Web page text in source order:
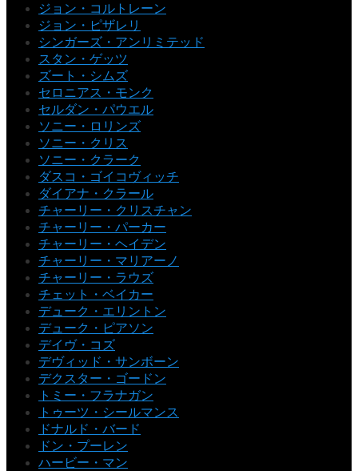
ジョン・コルトレーン
ジョン・ピザレリ
シンガーズ・アンリミテッド
スタン・ゲッツ
ズート・シムズ
セロニアス・モンク
セルダン・パウエル
ソニー・ロリンズ
ソニー・クリス
ソニー・クラーク
ダスコ・ゴイコヴィッチ
ダイアナ・クラール
チャーリー・クリスチャン
チャーリー・パーカー
チャーリー・ヘイデン
チャーリー・マリアーノ
チャーリー・ラウズ
チェット・ベイカー
デューク・エリントン
デューク・ピアソン
デイヴ・コズ
デヴィッド・サンボーン
デクスター・ゴードン
トミー・フラナガン
トゥーツ・シールマンス
ドナルド・バード
ドン・プーレン
ハービー・マン